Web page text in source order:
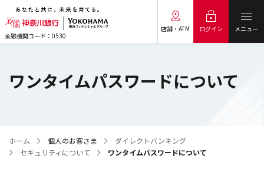
金融機関コード：0530
店舗・ATM ログイン メニュー
ワンタイムパスワードについて
ホーム 個人のお客さま
ダイレクトバンキング
セキュリティについて
ワンタイムパスワードについて